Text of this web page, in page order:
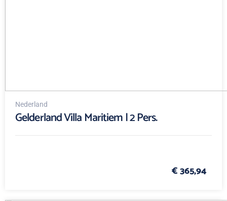
Nederland
Gelderland Villa Maritiem | 2 Pers.
€ 365,94